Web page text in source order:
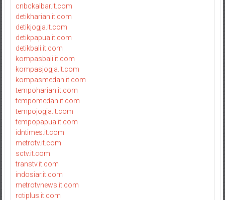
cnbckalbar.it.com
detikharian.it.com
detikjogja.it.com
detikpapua.it.com
detikbali.it.com
kompasbali.it.com
kompasjogja.it.com
kompasmedan.it.com
tempoharian.it.com
tempomedan.it.com
tempojogja.it.com
tempopapua.it.com
idntimes.it.com
metrotv.it.com
sctv.it.com
transtv.it.com
indosiar.it.com
metrotvnews.it.com
rctiplus.it.com